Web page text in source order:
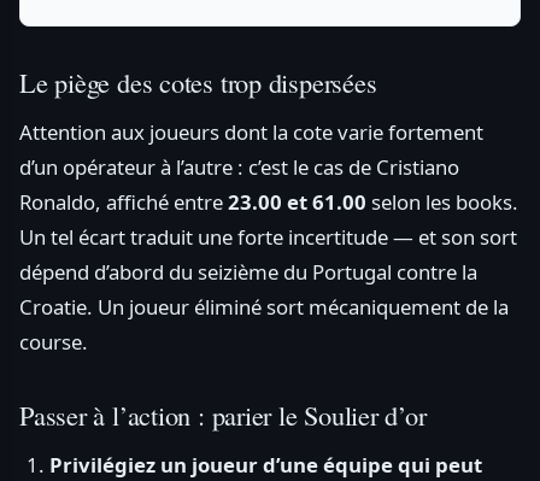
Le piège des cotes trop dispersées
Attention aux joueurs dont la cote varie fortement
d’un opérateur à l’autre : c’est le cas de Cristiano
Ronaldo, affiché entre23.00 et 61.00 selon les books.
Un tel écart traduit une forte incertitude — et son sort
dépend d’abord du seizième du Portugal contre la
Croatie. Un joueur éliminé sort mécaniquement de la
course.
Passer à l’action : parier le Soulier d’or
Privilégiez un joueur d’une équipe qui peut